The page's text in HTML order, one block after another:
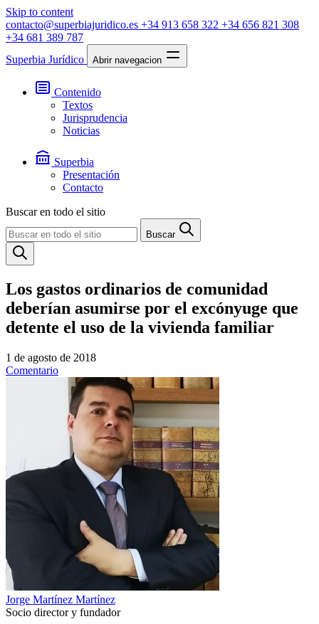
Skip to content
contacto@superbiajuridico.es +34 913 658 322 +34 656 821 308
+34 681 389 787
Superbia Jurídico
Abrir navegacion
Contenido
Textos
Jurisprudencia
Noticias
Superbia
Presentación
Contacto
Buscar en todo el sitio
Buscar
Los gastos ordinarios de comunidad
deberían asumirse por el excónyuge que
detente el uso de la vivienda familiar
1 de agosto de 2018
Comentario
Jorge Martínez Martínez
Socio director y fundador